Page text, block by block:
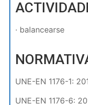
· balancearse
UNE-EN 1176-1:
UNE-EN 1176-6: